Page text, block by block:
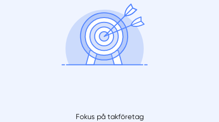
Fokus på takföretag